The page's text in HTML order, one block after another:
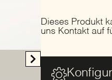
Dieses Produkt
uns Kontakt auf